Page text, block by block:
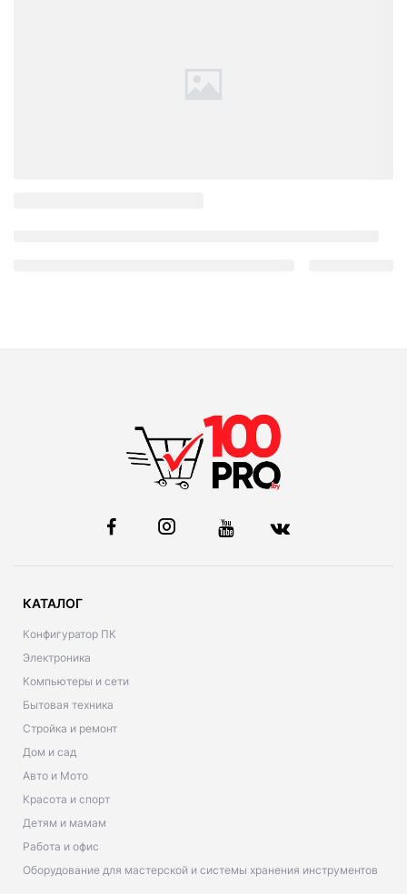
КАТАЛОГ
Конфигуратор ПК
Электроника
Компьютеры и сети
Бытовая техника
Стройка и ремонт
Дом и сад
Авто и Мото
Красота и спорт
Детям и мамам
Работа и офис
Оборудование для мастерской и системы хранения инструментов